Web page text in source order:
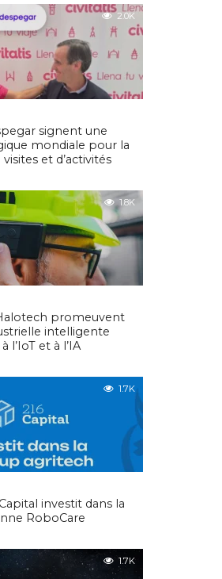
2.0K
signent une
mondiale pour la
et d’activités
1.8K
promeuvent
intelligente
l’IoT et à l’IA
1.7K
investit dans la
RoboCare
1.7K